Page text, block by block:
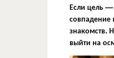
Если цель
совпадение
знакомств.
выйти на